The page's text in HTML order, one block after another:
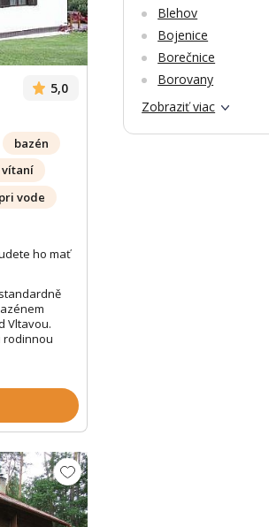
5,0
bazén
vítaní
pri vode
ho mať
Vltavou.
rodinnou
Blehov
Bojenice
Borečnice
Borovany
Zobraziť viac